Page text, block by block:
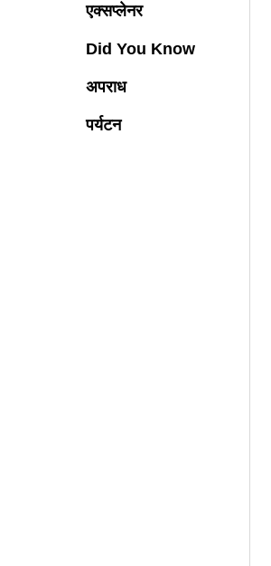
एक्सप्लेनर
Did You Know
अपराध
पर्यटन